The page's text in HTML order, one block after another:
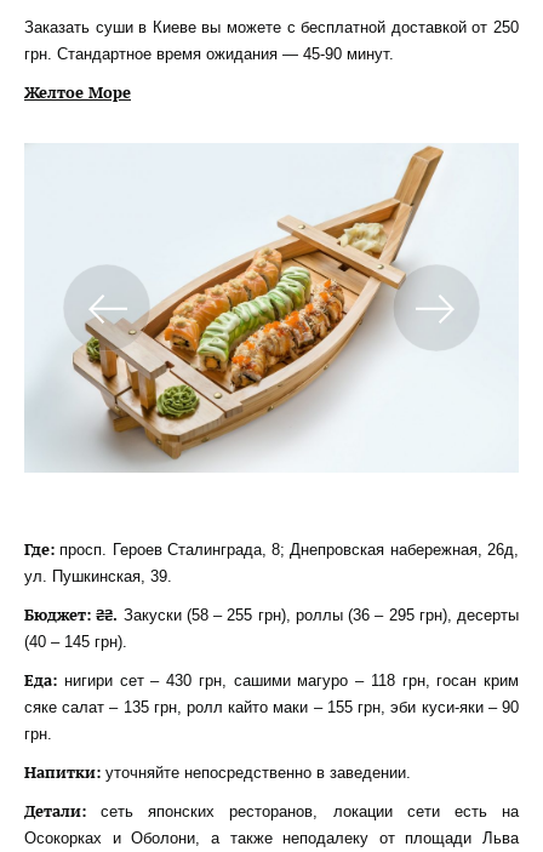
Заказать суши в Киеве вы можете с бесплатной доставкой от 250
грн. Стандартное время ожидания — 45-90 минут.
Желтое Море
Где: просп. Героев Сталинграда, 8; Днепровская набережная, 26д,
ул. Пушкинская, 39.
Бюджет: ₴₴. Закуски (58 – 255 грн), роллы (36 – 295 грн), десерты
(40 – 145 грн).
Еда: нигири сет – 430 грн, сашими магуро – 118 грн, госан крим
сяке салат – 135 грн, ролл кайто маки – 155 грн, эби куси-яки – 90
грн.
Напитки: уточняйте непосредственно в заведении.
Детали: сеть японских ресторанов, локации сети есть на
Осокорках и Оболони, а также неподалеку от площади Льва